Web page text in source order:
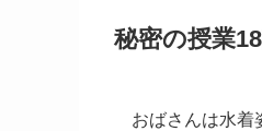
秘密の授業
おばさんは水着